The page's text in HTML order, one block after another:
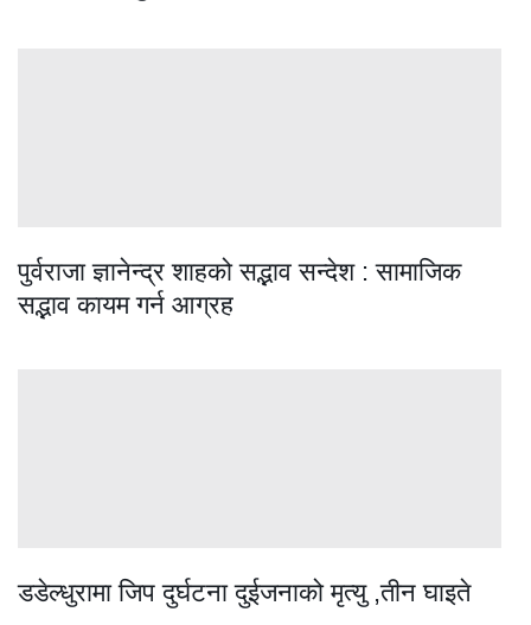
पुर्वराजा ज्ञानेन्द्र शाहको सद्भाव सन्देश : सामाजिक
सद्भाव कायम गर्न आग्रह
डडेल्धुरामा जिप दुर्घटना दुईजनाको मृत्यु ,तीन घाइते